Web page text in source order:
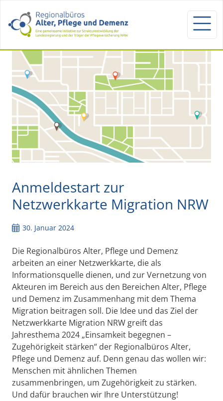
Anmeldestart zur
Netzwerkkarte Migration NRW
30. Januar 2024
Die Regionalbüros Alter, Pflege und Demenz
arbeiten an einer Netzwerkkarte, die als
Informationsquelle dienen, und zur Vernetzung von
Akteuren im Bereich aus den Bereichen Alter, Pflege
und Demenz im Zusammenhang mit dem Thema
Migration beitragen soll. Die Idee und das Ziel der
Netzwerkkarte Migration NRW greift das
Jahresthema 2024 „Einsamkeit begegnen –
Zugehörigkeit stärken“ der Regionalbüros Alter,
Pflege und Demenz auf. Denn genau das wollen wir:
Menschen mit ähnlichen Themen
zusammenbringen, um Zugehörigkeit zu stärken.
Und dafür brauchen wir Ihre Unterstützung!